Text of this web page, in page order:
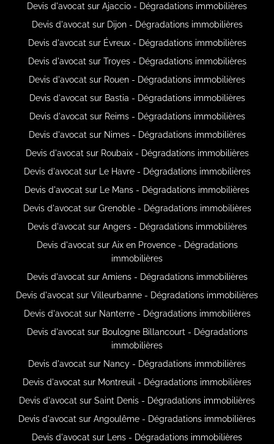
Devis d'avocat sur Ajaccio - Dégradations immobilières
Devis d'avocat sur Dijon - Dégradations immobilières
Devis d'avocat sur Évreux - Dégradations immobilières
Devis d'avocat sur Troyes - Dégradations immobilières
Devis d'avocat sur Rouen - Dégradations immobilières
Devis d'avocat sur Bastia - Dégradations immobilières
Devis d'avocat sur Reims - Dégradations immobilières
Devis d'avocat sur Nimes - Dégradations immobilières
Devis d'avocat sur Roubaix - Dégradations immobilières
Devis d'avocat sur Le Havre - Dégradations immobilières
Devis d'avocat sur Le Mans - Dégradations immobilières
Devis d'avocat sur Grenoble - Dégradations immobilières
Devis d'avocat sur Angers - Dégradations immobilières
Devis d'avocat sur Aix en Provence - Dégradations
immobilières
Devis d'avocat sur Amiens - Dégradations immobilières
Devis d'avocat sur Villeurbanne - Dégradations immobilières
Devis d'avocat sur Nanterre - Dégradations immobilières
Devis d'avocat sur Boulogne Billancourt - Dégradations
immobilières
Devis d'avocat sur Nancy - Dégradations immobilières
Devis d'avocat sur Montreuil - Dégradations immobilières
Devis d'avocat sur Saint Denis - Dégradations immobilières
Devis d'avocat sur Angoulême - Dégradations immobilières
Devis d'avocat sur Lens - Dégradations immobilières